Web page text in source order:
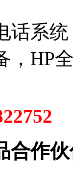
话系
，HP
合作